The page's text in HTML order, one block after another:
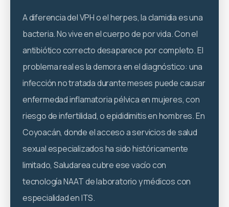
A diferencia del VPH o el herpes, la clamidia es una
bacteria. No vive en el cuerpo de por vida. Con el
antibiótico correcto desaparece por completo. El
problema real es la demora en el diagnóstico: una
infección no tratada durante meses puede causar
enfermedad inflamatoria pélvica en mujeres, con
riesgo de infertilidad, o epididimitis en hombres. En
Coyoacán, donde el acceso a servicios de salud
sexual especializados ha sido históricamente
limitado, Saludarea cubre ese vacío con
tecnología NAAT de laboratorio y médicos con
especialidad en ITS.